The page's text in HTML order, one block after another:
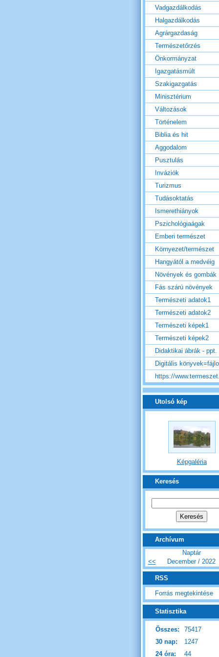
Vadgazdálkodás
Halgazdálkodás
Agrárgazdaság
Természetőrzés
Önkormányzat
Igazgatásmúlt
Szakigazgatás
Minisztérium
Változások
Történelem
Biblia és hit
Aggodalom
Pusztulás
Inváziók
Turizmus
Tudásoktatás
Ismerethiányok
Pszichológiaágak
Emberi természet
Környezet/természet
Hangyától a medvéig
Növények és gombák
Fás szárú növények
Természeti adatok1
Természeti adatok2
Természeti képek1
Természeti képek2
Didaktikai ábrák - ppt.
Digitális
https://
Utolsó kép
Képgaléria
Keresés
Archívum
Naptár
<<
December / 2022
RSS
Forrás megtekintése
Statisztika
Összes:
75417
30 nap:
1247
24 óra:
44